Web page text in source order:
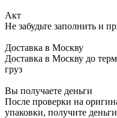
Акт
Не забудьте заполнить и
Доставка в Москву
Доставка в Москву до
груз
Вы получаете деньги
После проверки на
упаковки, получите деньги